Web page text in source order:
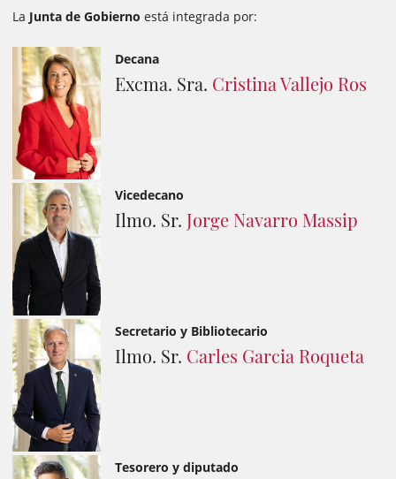
La Junta de Gobierno está integrada por:
Decana
Excma. Sra. Cristina Vallejo Ros
Vicedecano
Ilmo. Sr. Jorge Navarro Massip
Secretario y Bibliotecario
Ilmo. Sr. Carles Garcia Roqueta
Tesorero y diputado